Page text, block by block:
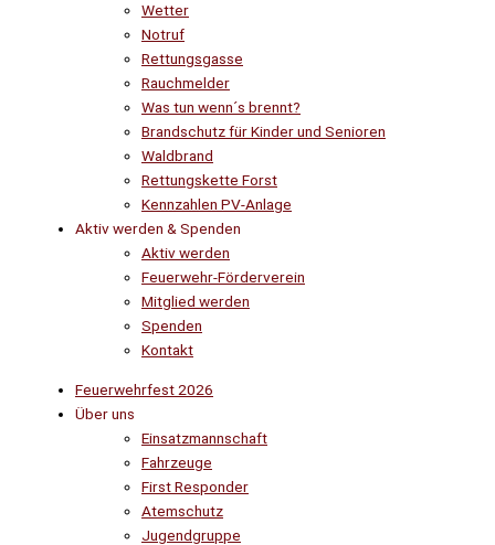
Wetter
Notruf
Rettungsgasse
Rauchmelder
Was tun wenn´s brennt?
Brandschutz für Kinder und Senioren
Waldbrand
Rettungskette Forst
Kennzahlen PV-Anlage
Aktiv werden & Spenden
Aktiv werden
Feuerwehr-Förderverein
Mitglied werden
Spenden
Kontakt
Feuerwehrfest 2026
Über uns
Einsatzmannschaft
Fahrzeuge
First Responder
Atemschutz
Jugendgruppe